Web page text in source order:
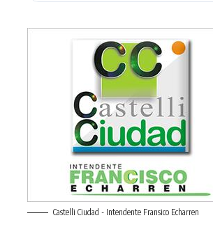
Castelli Ciudad - Intendente Fransico Echarren